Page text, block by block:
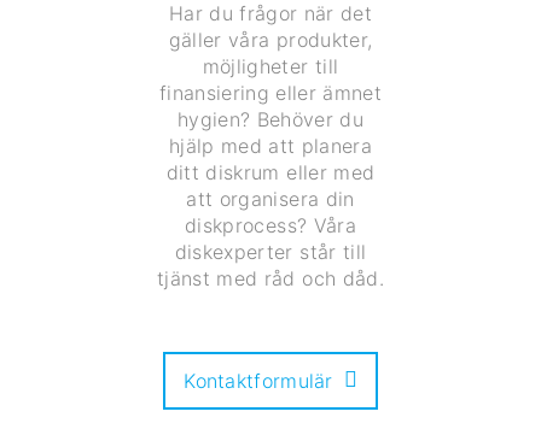
Har du frågor när det
gäller våra produkter,
möjligheter till
finansiering eller ämnet
hygien? Behöver du
hjälp med att planera
ditt diskrum eller med
att organisera din
diskprocess? Våra
diskexperter står till
tjänst med råd och dåd.
Kontaktformulär